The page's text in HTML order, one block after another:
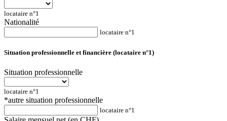
locataire n°1
Nationalité
locataire n°1
Situation professionnelle et financière (locataire n°1)
Situation professionnelle
locataire n°1
*autre situation professionnelle
locataire n°1